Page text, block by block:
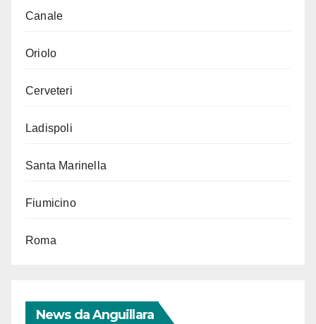
Canale
Oriolo
Cerveteri
Ladispoli
Santa Marinella
Fiumicino
Roma
News da Anguillara